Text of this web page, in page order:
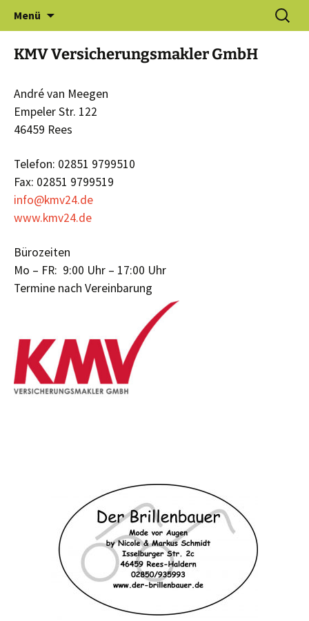
Gewerbeverein Haldern e.V.
Menü
Suchen
nach:
KMV Ver­sicherungs­makler GmbH
André van Meegen
Empeler Str. 122
46459 Rees
Telefon: 02851 9799510
Fax: 02851 9799519
info@kmv24.de
www.kmv24.de
Bürozeiten
Mo – FR: 9:00 Uhr – 17:00 Uhr
Termine nach Vereinbarung